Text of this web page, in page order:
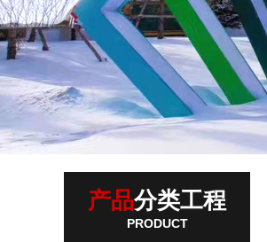
产品分类工程
PRODUCT